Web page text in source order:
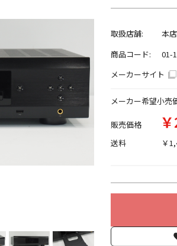
取扱店舗:
本
商品コード:
01-
メーカーサイト
メーカー希望小売
販売価格
送料 ￥